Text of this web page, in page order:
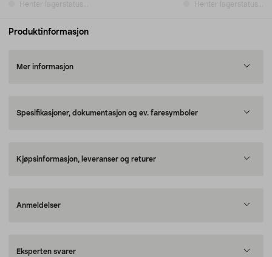
Henter lagerstatus... Henter lagerstatus...
Produktinformasjon
Mer informasjon
Spesifikasjoner, dokumentasjon og ev. faresymboler
Kjøpsinformasjon, leveranser og returer
Anmeldelser
Eksperten svarer